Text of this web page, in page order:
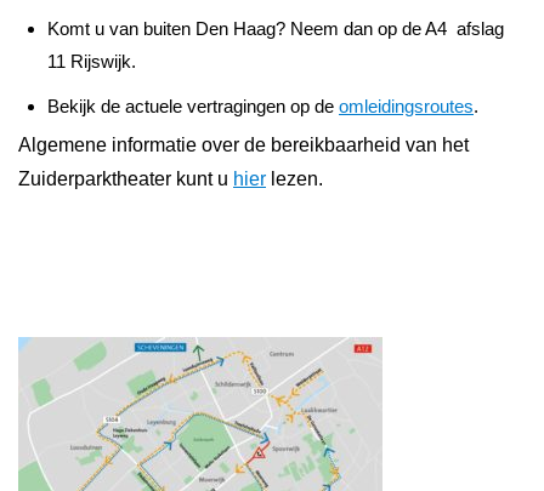
Komt u van buiten Den Haag? Neem dan op de A4 afslag
11 Rijswijk.
Bekijk de actuele vertragingen op de omleidingsroutes.
Algemene informatie over de bereikbaarheid van het
Zuiderparktheater kunt u hier lezen.